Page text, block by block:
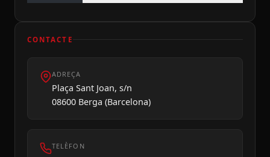
CONTACTE
ADREÇA
Plaça Sant Joan, s/n
08600 Berga (Barcelona)
TELÈFON